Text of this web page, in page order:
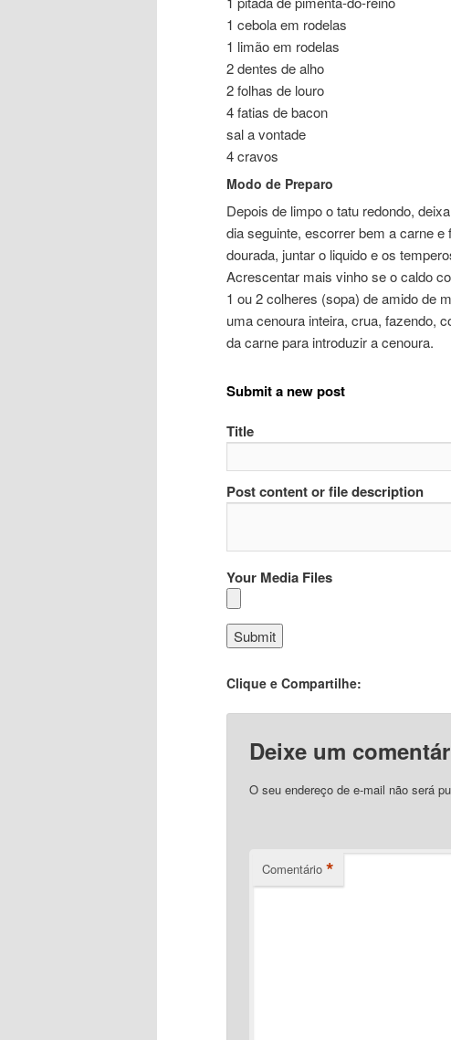
1 cebola em rodelas
1 limão em rodelas
2 dentes de alho
2 folhas de louro
4 fatias de bacon
sal a vontade
4 cravos
Modo de Preparo
Depois de limpo o tatu redondo,
dia seguinte, escorrer bem a carne
dourada, juntar o liquido e os
Acrescentar mais vinho se o caldo
1 ou 2 colheres (sopa) de amido de
uma cenoura inteira, crua, fazendo,
da carne para introduzir a cenoura.
Submit a new post
Title
Post content or file description
Your Media Files
Clique e Compartilhe:
Deixe um
O seu endereço de e-mail não será
Comentário *